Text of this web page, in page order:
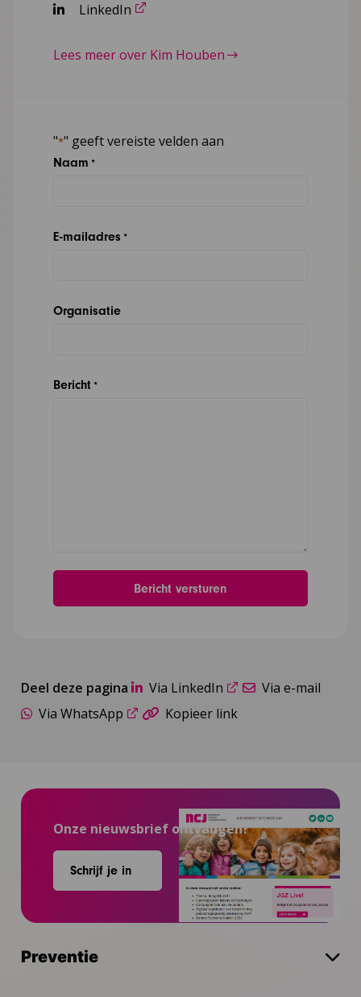
LinkedIn
Lees meer over Kim Houben
"*" geeft vereiste velden aan
Naam *
E-mailadres *
Organisatie
Bericht *
Deel deze pagina Via LinkedIn
Via e-mail
Via WhatsApp
Kopieer link
Onze nieuwsbrief ontvangen?
Schrijf je in
Preventie